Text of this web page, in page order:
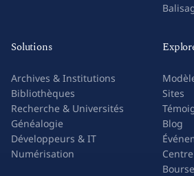
Solutions
Archives & Institutions
Bibliothèques
Recherche & Universités
Généalogie
Développeurs & IT
Numérisation
Sites
Blog
Bourse